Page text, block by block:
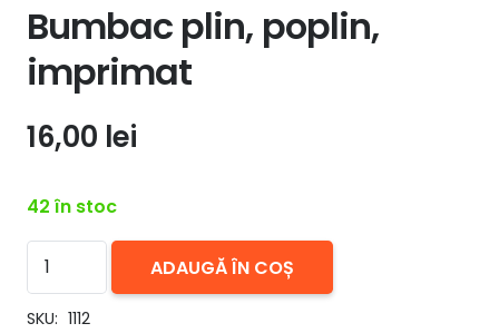
Bumbac plin, poplin,
imprimat
16,00 lei
42 în stoc
Cantitate
Bumbac
plin,
ADAUGĂ ÎN COȘ
SKU: 1112